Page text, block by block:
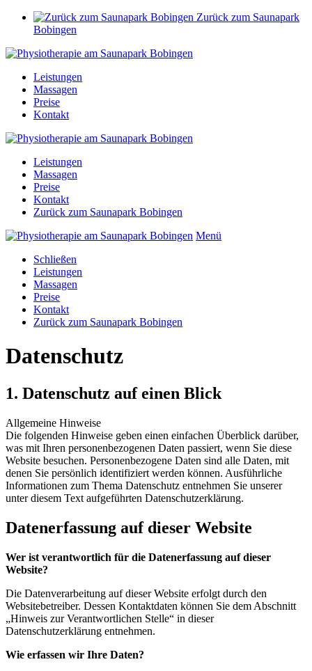
Zurück zum Saunapark
Bobingen
Leistungen
Massagen
Preise
Kontakt
Leistungen
Massagen
Preise
Kontakt
Zurück zum Saunapark Bobingen
Menü
Schließen
Leistungen
Massagen
Preise
Kontakt
Zurück zum Saunapark Bobingen
Datenschutz
1. Datenschutz auf einen Blick
Allgemeine Hinweise
Die folgenden Hinweise geben einen einfachen Überblick darüber,
was mit Ihren personenbezogenen Daten passiert, wenn Sie diese
Website besuchen. Personenbezogene Daten sind alle Daten, mit
denen Sie persönlich identifiziert werden können. Ausführliche
Informationen zum Thema Datenschutz entnehmen Sie unserer
unter diesem Text aufgeführten Datenschutzerklärung.
Datenerfassung auf dieser Website
Wer ist verantwortlich für die Datenerfassung auf dieser
Website?
Die Datenverarbeitung auf dieser Website erfolgt durch den
Websitebetreiber. Dessen Kontaktdaten können Sie dem Abschnitt
„Hinweis zur Verantwortlichen Stelle“ in dieser
Datenschutzerklärung entnehmen.
Wie erfassen wir Ihre Daten?